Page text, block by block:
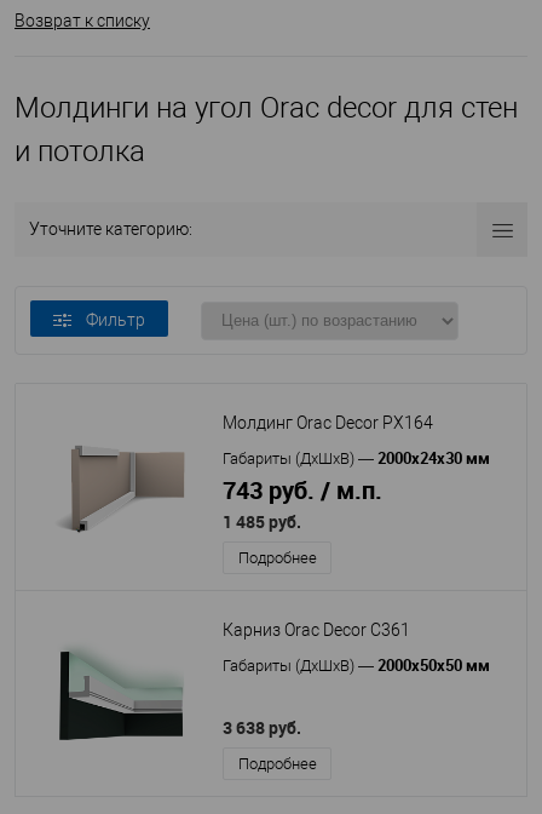
Возврат к списку
Молдинги на угол Orac decor для стен
и потолка
Уточните категорию:
Фильтр
Молдинг Orac Decor PX164
Габариты (ДхШхВ) — 2000x24x30 мм
743 руб. / м.п.
1 485 руб.
Подробнее
Карниз Orac Decor C361
Габариты (ДхШхВ) — 2000х50х50 мм
3 638 руб.
Подробнее